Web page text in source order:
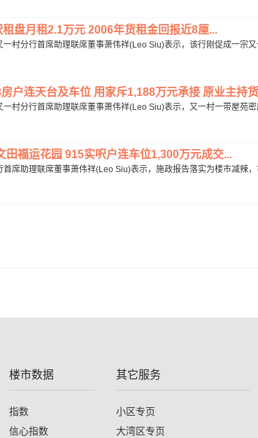
盘月租2.1万元 2006年货租金回报近8厘...
一村分行首席助理联席董事萧伟祥(Leo Siu)表示，该行刚促成一宗
户连天台及车位 用家斥1,188万元承接 原业主持
一村分行首席助理联席董事萧伟祥(Leo Siu)表示，又一村一带屋苑
田福运花园 915实呎户连车位1,300万元成交...
首席助理联席董事萧伟祥(Leo Siu)表示，施政报告落实为楼市减辣
楼市数据
指数
信心指数
其它服务
小区专页
大湾区专页